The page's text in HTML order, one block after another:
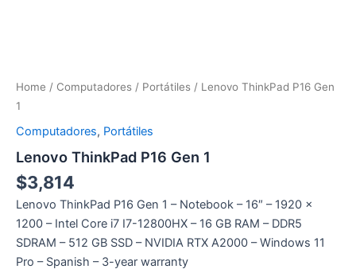
Home / Computadores / Portátiles / Lenovo ThinkPad P16 Gen
1
Computadores, Portátiles
Lenovo ThinkPad P16 Gen 1
$3,814
Lenovo ThinkPad P16 Gen 1 – Notebook – 16″ – 1920 x
1200 – Intel Core i7 I7-12800HX – 16 GB RAM – DDR5
SDRAM – 512 GB SSD – NVIDIA RTX A2000 – Windows 11
Pro – Spanish – 3-year warranty